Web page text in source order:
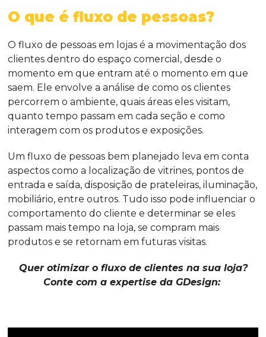
O que é fluxo de pessoas?
O fluxo de pessoas em lojas é a movimentação dos
clientes dentro do espaço comercial, desde o
momento em que entram até o momento em que
saem. Ele envolve a análise de como os clientes
percorrem o ambiente, quais áreas eles visitam,
quanto tempo passam em cada seção e como
interagem com os produtos e exposições.
Um fluxo de pessoas bem planejado leva em conta
aspectos como a localização de vitrines, pontos de
entrada e saída, disposição de prateleiras, iluminação,
mobiliário, entre outros. Tudo isso pode influenciar o
comportamento do cliente e determinar se eles
passam mais tempo na loja, se compram mais
produtos e se retornam em futuras visitas.
Quer otimizar o fluxo de clientes na sua loja?
Conte com a expertise da GDesign: